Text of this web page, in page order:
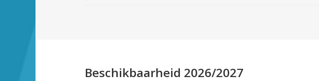
Beschikbaarheid 2026/2027